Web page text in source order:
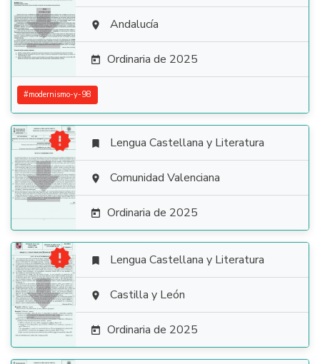
  Andalucía
 Ordinaria de 2025
#modernismo-y-98

  Lengua Castellana y Literatura
 Comunidad Valenciana
 Ordinaria de 2025

  Lengua Castellana y Literatura
 Castilla y León
 Ordinaria de 2025